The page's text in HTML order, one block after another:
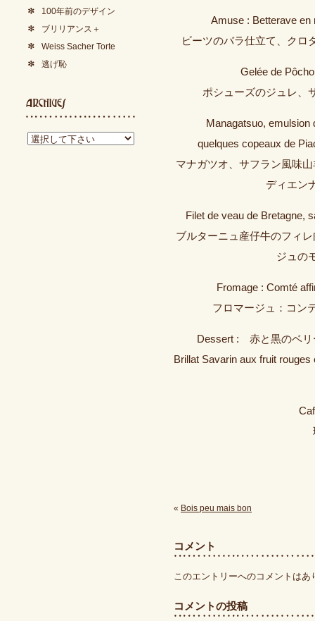
Amuse : Betterave en
ビーツのバラ仕立て、クロ
Gelée de
ポシューズのジュレ、
Managatsuo, emulsion
quelques copeaux de
マナガツオ、サフラン風味
ディエン
Filet de veau de Bretagne,
ブルターニュ産仔牛のフィ
ジュの
Fromage : Comté
フロマージュ：コン
Dessert : 赤と黒のベリ
Brillat Savarin aux fruit
« Bois peu mais bon
コメント
このエントリーへのコメントはあ
コメントの投稿
100年前のデザイン
ブリリアンス＋
Weiss Sacher Torte
逃げ恥